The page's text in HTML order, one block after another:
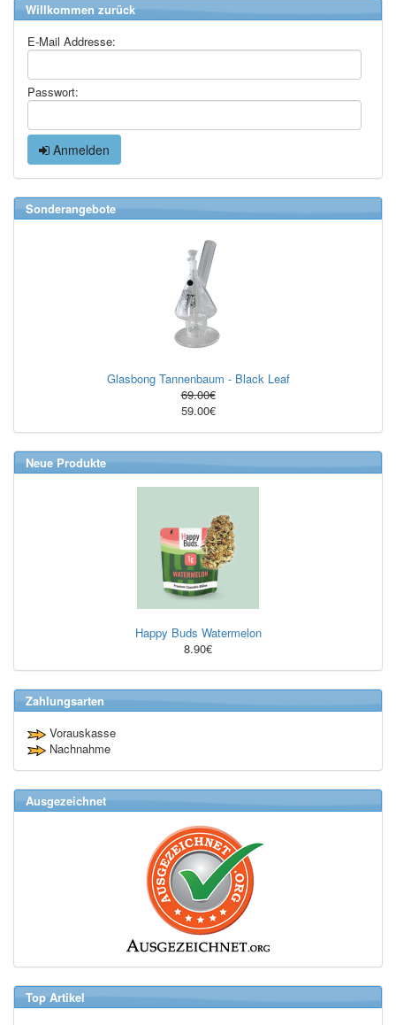
Willkommen zurück
E-Mail Addresse:
Passwort:
Anmelden
Sonderangebote
Glasbong Tannenbaum - Black Leaf
69.00€
59.00€
Neue Produkte
Happy Buds Watermelon
8.90€
Zahlungsarten
Vorauskasse
Nachnahme
Ausgezeichnet
Top Artikel